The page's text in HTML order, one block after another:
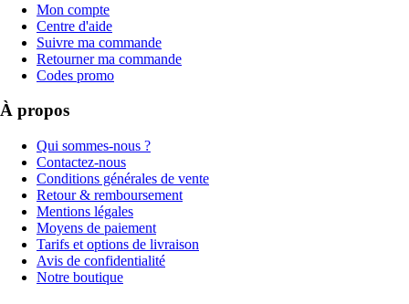
Mon compte
Centre d'aide
Suivre ma commande
Retourner ma commande
Codes promo
À propos
Qui sommes-nous ?
Contactez-nous
Conditions générales de vente
Retour & remboursement
Mentions légales
Moyens de paiement
Tarifs et options de livraison
Avis de confidentialité
Notre boutique